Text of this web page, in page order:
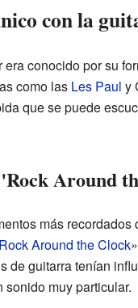
con la
era conocido por su
como las Les Paul y
que se puede
Around
más
Rock Around the Clock
de guitarra tenían
sonido muy particular.